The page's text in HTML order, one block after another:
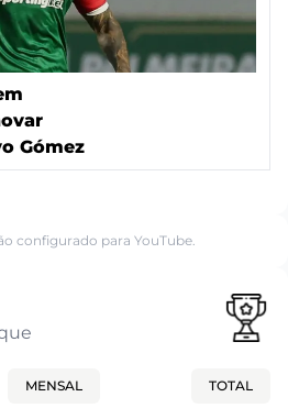
Gómez
configurado para YouTube.
MENSAL TOTAL